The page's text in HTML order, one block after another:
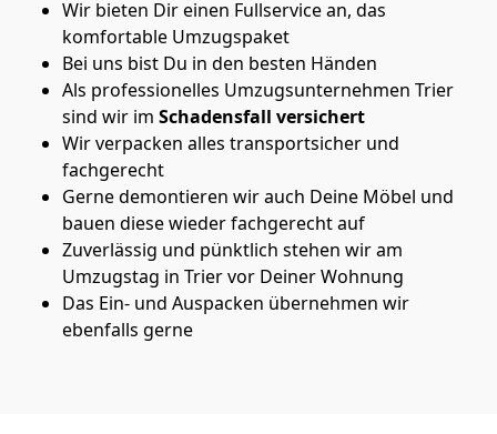
Wir bieten Dir einen Fullservice an, das
komfortable Umzugspaket
Bei uns bist Du in den besten Händen
Als professionelles Umzugsunternehmen Trier
sind wir im Schadensfall versichert
Wir verpacken alles transportsicher und
fachgerecht
Gerne demontieren wir auch Deine Möbel und
bauen diese wieder fachgerecht auf
Zuverlässig und pünktlich stehen wir am
Umzugstag in Trier vor Deiner Wohnung
Das Ein- und Auspacken übernehmen wir
ebenfalls gerne